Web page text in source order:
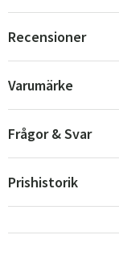
Recensioner
Varumärke
Frågor & Svar
Prishistorik